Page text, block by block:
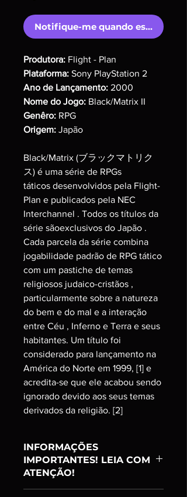
Notifique-me quando estiver
Produtora: Flight - Plan
Plataforma: Sony PlayStation 2
Ano de Lançamento: 2000
Nome do Jogo: Black/Matrix II
Genêro: RPG
Origem: Japão
Black/Matrix (ブラックマトリク
ス) é uma série de RPGs
táticos desenvolvidos pela Flight-
Plan e publicados pela NEC
Interchannel . Todos os títulos da
série sãoexclusivos do Japão .
Cada parcela da série combina
jogabilidade padrão de RPG tático
com um pastiche de temas
religiosos judaico-cristãos ,
particularmente sobre a natureza
do bem e do mal e a interação
entre Céu , Inferno e Terra e seus
habitantes. Um título foi
considerado para lançamento na
América do Norte em 1999, [1] e
acredita-se que ele acabou sendo
ignorado devido aos seus temas
derivados da religião. [2]
INFORMAÇÕES
IMPORTANTES! LEIA COM
ATENÇÃO!